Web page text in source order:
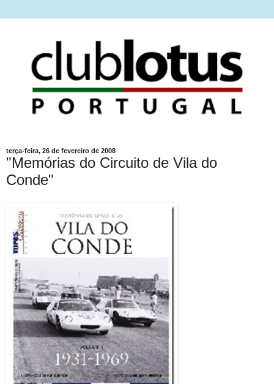
terça-feira, 26 de fevereiro de 2008
"Memórias do Circuito de Vila do
Conde"